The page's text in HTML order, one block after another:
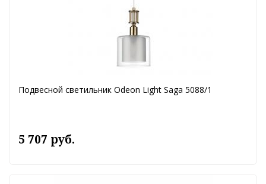
Подвесной светильник Odeon Light Saga 5088/1
5 707 руб.